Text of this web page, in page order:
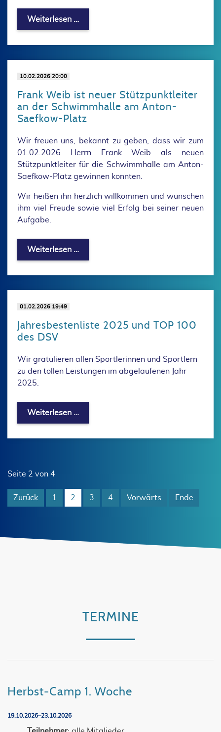
Weiterlesen …
10.02.2026 20:00
Frank Weib ist neuer Stützpunktleiter
an der Schwimmhalle am Anton-
Saefkow-Platz
Wir freuen uns, bekannt zu geben, dass wir zum
01.02.2026 Herrn Frank Weib als neuen
Stützpunktleiter für die Schwimmhalle am Anton-
Saefkow-Platz gewinnen konnten.
Wir heißen ihn herzlich willkommen und wünschen
ihm viel Freude sowie viel Erfolg bei seiner neuen
Aufgabe.
Weiterlesen …
01.02.2026 19:49
Jahresbestenliste 2025 und TOP 100
des DSV
Wir gratulieren allen Sportlerinnen und Sportlern
zu den tollen Leistungen im abgelaufenen Jahr
2025.
Weiterlesen …
Seite 2 von 4
Zurück 1 2 3 4 Vorwärts Ende
TERMINE
Herbst-Camp 1. Woche
19.10.2026–23.10.2026